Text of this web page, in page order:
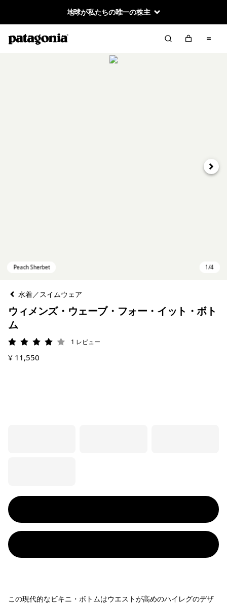
地球が私たちの唯一の株主
次へ
水着／スイムウェア
ウィメンズ・ウェーブ・フォー・イット・ボト
ム
評価: 4 / 5 1 レビュー
¥ 11,550
この現代的なビキニ・ボトムはウエストが高めのハイレグのデザ